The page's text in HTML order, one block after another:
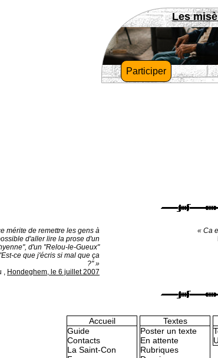
Les
Participer
mérite de remettre les gens à
d'aller lire la prose d'un
d'un "Relou-le-Gueux"
ce que j'écris si mal que ça
?" »
, Hondeghem, le 6 juillet 2007
« Ca
Accueil
Guide
Contacts
La Saint-Con
Textes
Poster un texte
En attente
Rubriques